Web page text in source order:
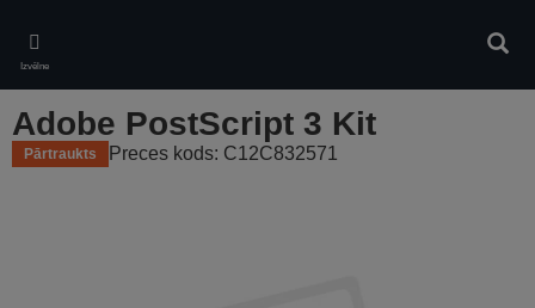
main
content
Izvēlne
Adobe PostScript 3 Kit
Pārtraukts Preces kods: C12C832571